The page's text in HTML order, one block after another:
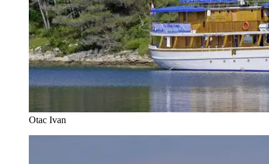
Otac Ivan